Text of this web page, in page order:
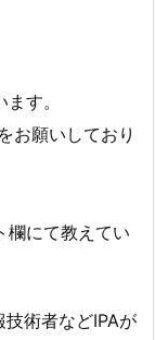
す。
お願いしており
欄にて教えてい
術者などIPAが